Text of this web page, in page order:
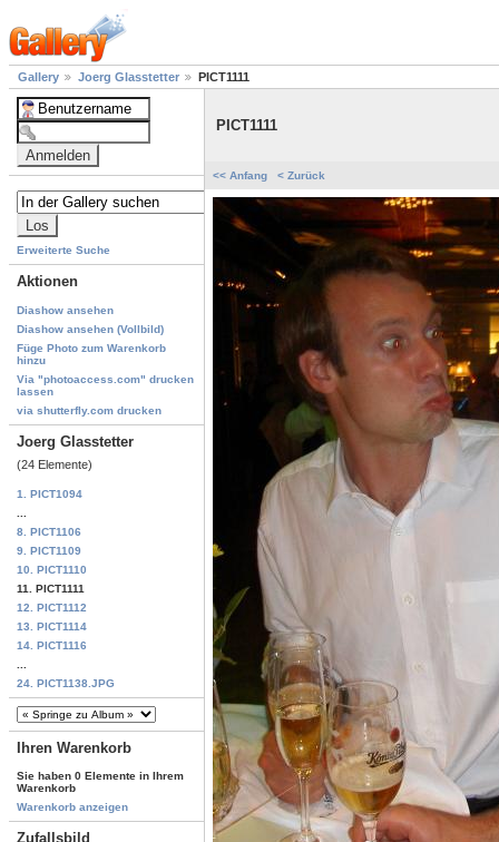
Gallery Joerg Glasstetter PICT1111
Erweiterte Suche
Aktionen
Diashow ansehen
Diashow ansehen (Vollbild)
Füge Photo zum Warenkorb
hinzu
Via "photoaccess.com" drucken
lassen
via shutterfly.com drucken
Joerg Glasstetter
(24 Elemente)
1. PICT1094
8. PICT1106
9. PICT1109
10. PICT1110
11. PICT1111
12. PICT1112
13. PICT1114
14. PICT1116
24. PICT1138.JPG
Ihren Warenkorb
Sie haben 0 Elemente in Ihrem
Warenkorb
Warenkorb anzeigen
Zufallsbild
PICT1111
<< Anfang < Zurück